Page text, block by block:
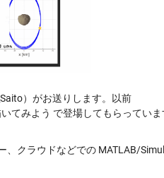
）がお送りします。以前
てみよう で登場してもらっていま
、クラウドなどでの MATLAB/